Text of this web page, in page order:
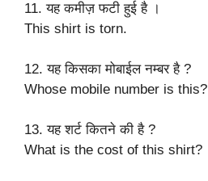
11. यह कमीज़ फटी हुई है ।
This shirt is torn.
12. यह किसका मोबाईल नम्बर है ?
Whose mobile number is this?
13. यह शर्ट कितने की है ?
What is the cost of this shirt?